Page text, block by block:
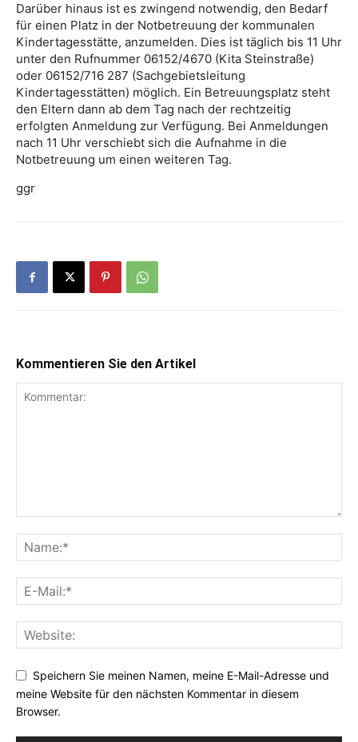
Darüber hinaus ist es zwingend notwendig, den Bedarf
für einen Platz in der Notbetreuung der kommunalen
Kindertagesstätte, anzumelden. Dies ist täglich bis 11 Uhr
unter den Rufnummer 06152/4670 (Kita Steinstraße)
oder 06152/716 287 (Sachgebietsleitung
Kindertagesstätten) möglich. Ein Betreuungsplatz steht
den Eltern dann ab dem Tag nach der rechtzeitig
erfolgten Anmeldung zur Verfügung. Bei Anmeldungen
nach 11 Uhr verschiebt sich die Aufnahme in die
Notbetreuung um einen weiteren Tag.
ggr
Kommentieren Sie den Artikel
Speichern Sie meinen Namen, meine E-Mail-Adresse und
meine Website für den nächsten Kommentar in diesem
Browser.